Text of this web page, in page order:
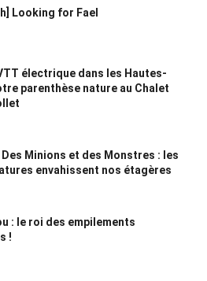
Looking for Fael
électrique dans les Hautes-
parenthèse nature au Chalet
Des Minions et des Monstres : les
envahissent nos étagères
: le roi des empilements
!